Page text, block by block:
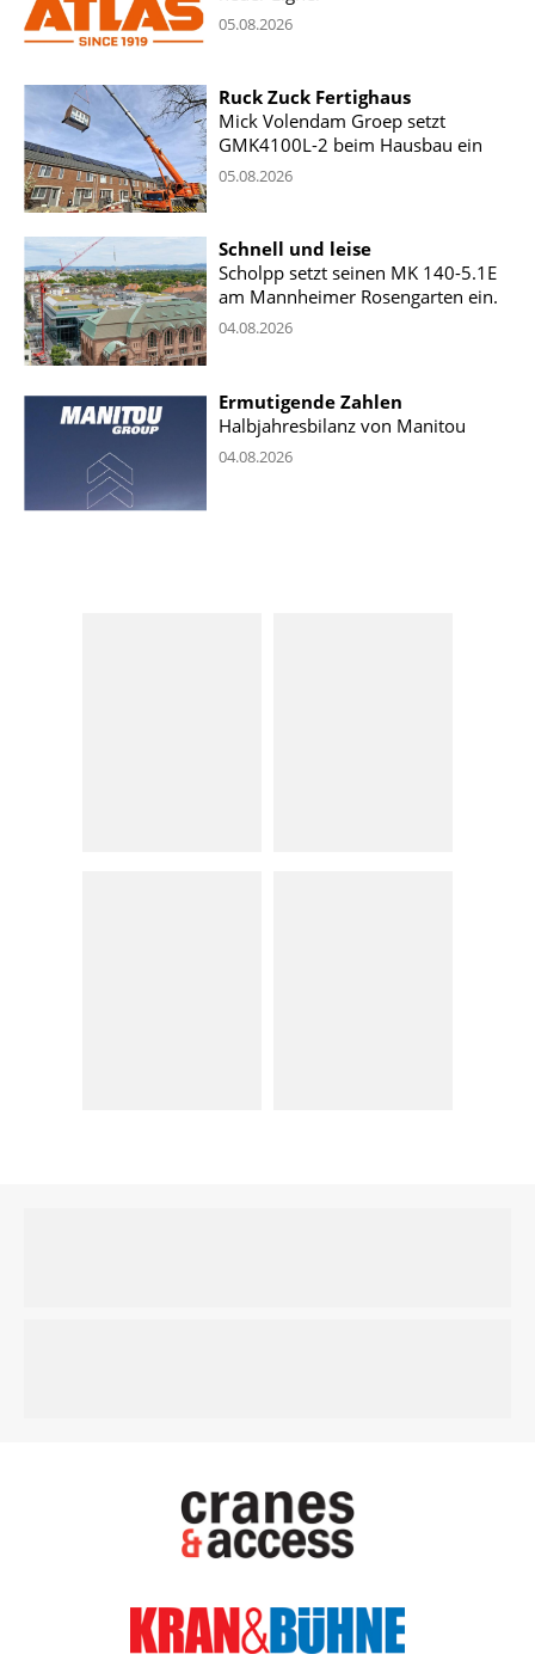
05.08.2026
Ruck Zuck Fertighaus
Mick Volendam Groep setzt
GMK4100L-2 beim Hausbau ein
05.08.2026
Schnell und leise
Scholpp setzt seinen MK 140-5.1E
am Mannheimer Rosengarten ein.
04.08.2026
Ermutigende Zahlen
Halbjahresbilanz von Manitou
04.08.2026